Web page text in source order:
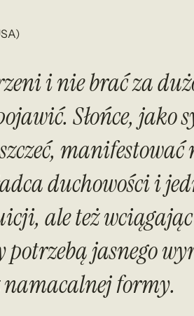
i nie brać za
Słońce, jako
duchowości i
ale też
jasnego
formy.